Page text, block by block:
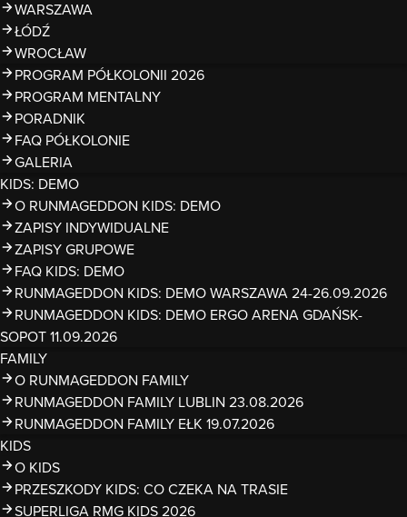
WARSZAWA
ŁÓDŹ
WROCŁAW
PROGRAM PÓŁKOLONII 2026
PROGRAM MENTALNY
PORADNIK
FAQ PÓŁKOLONIE
GALERIA
KIDS: DEMO
O RUNMAGEDDON KIDS: DEMO
ZAPISY INDYWIDUALNE
ZAPISY GRUPOWE
FAQ KIDS: DEMO
RUNMAGEDDON KIDS: DEMO WARSZAWA 24-26.09.2026
RUNMAGEDDON KIDS: DEMO ERGO ARENA GDAŃSK-
SOPOT 11.09.2026
FAMILY
O RUNMAGEDDON FAMILY
RUNMAGEDDON FAMILY LUBLIN 23.08.2026
RUNMAGEDDON FAMILY EŁK 19.07.2026
KIDS
O KIDS
PRZESZKODY KIDS: CO CZEKA NA TRASIE
SUPERLIGA RMG KIDS 2026